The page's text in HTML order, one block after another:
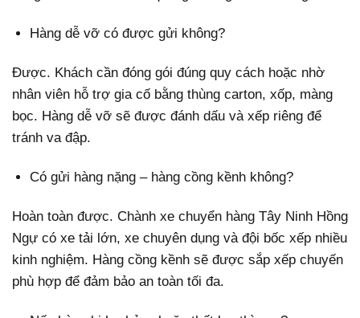
Hàng dễ vỡ có được gửi không?
Được. Khách cần đóng gói đúng quy cách hoặc nhờ
nhân viên hỗ trợ gia cố bằng thùng carton, xốp, màng
bọc. Hàng dễ vỡ sẽ được đánh dấu và xếp riêng để
tránh va đập.
Có gửi hàng nặng – hàng cồng kềnh không?
Hoàn toàn được. Chành xe chuyển hàng Tây Ninh Hồng
Ngự có xe tải lớn, xe chuyên dụng và đội bốc xếp nhiều
kinh nghiệm. Hàng cồng kềnh sẽ được sắp xếp chuyến
phù hợp để đảm bảo an toàn tối đa.